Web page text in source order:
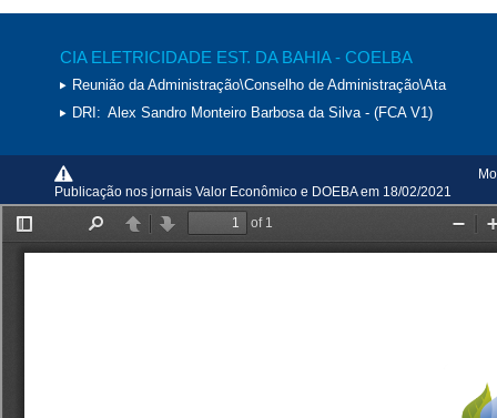
CIA ELETRICIDADE EST. DA BAHIA - COELBA
Reunião da Administração\Conselho de Administração\Ata
DRI: Alex Sandro Monteiro Barbosa da Silva - (FCA V1)
Publicação nos jornais Valor Econômico e DOEBA em 18/02/2021